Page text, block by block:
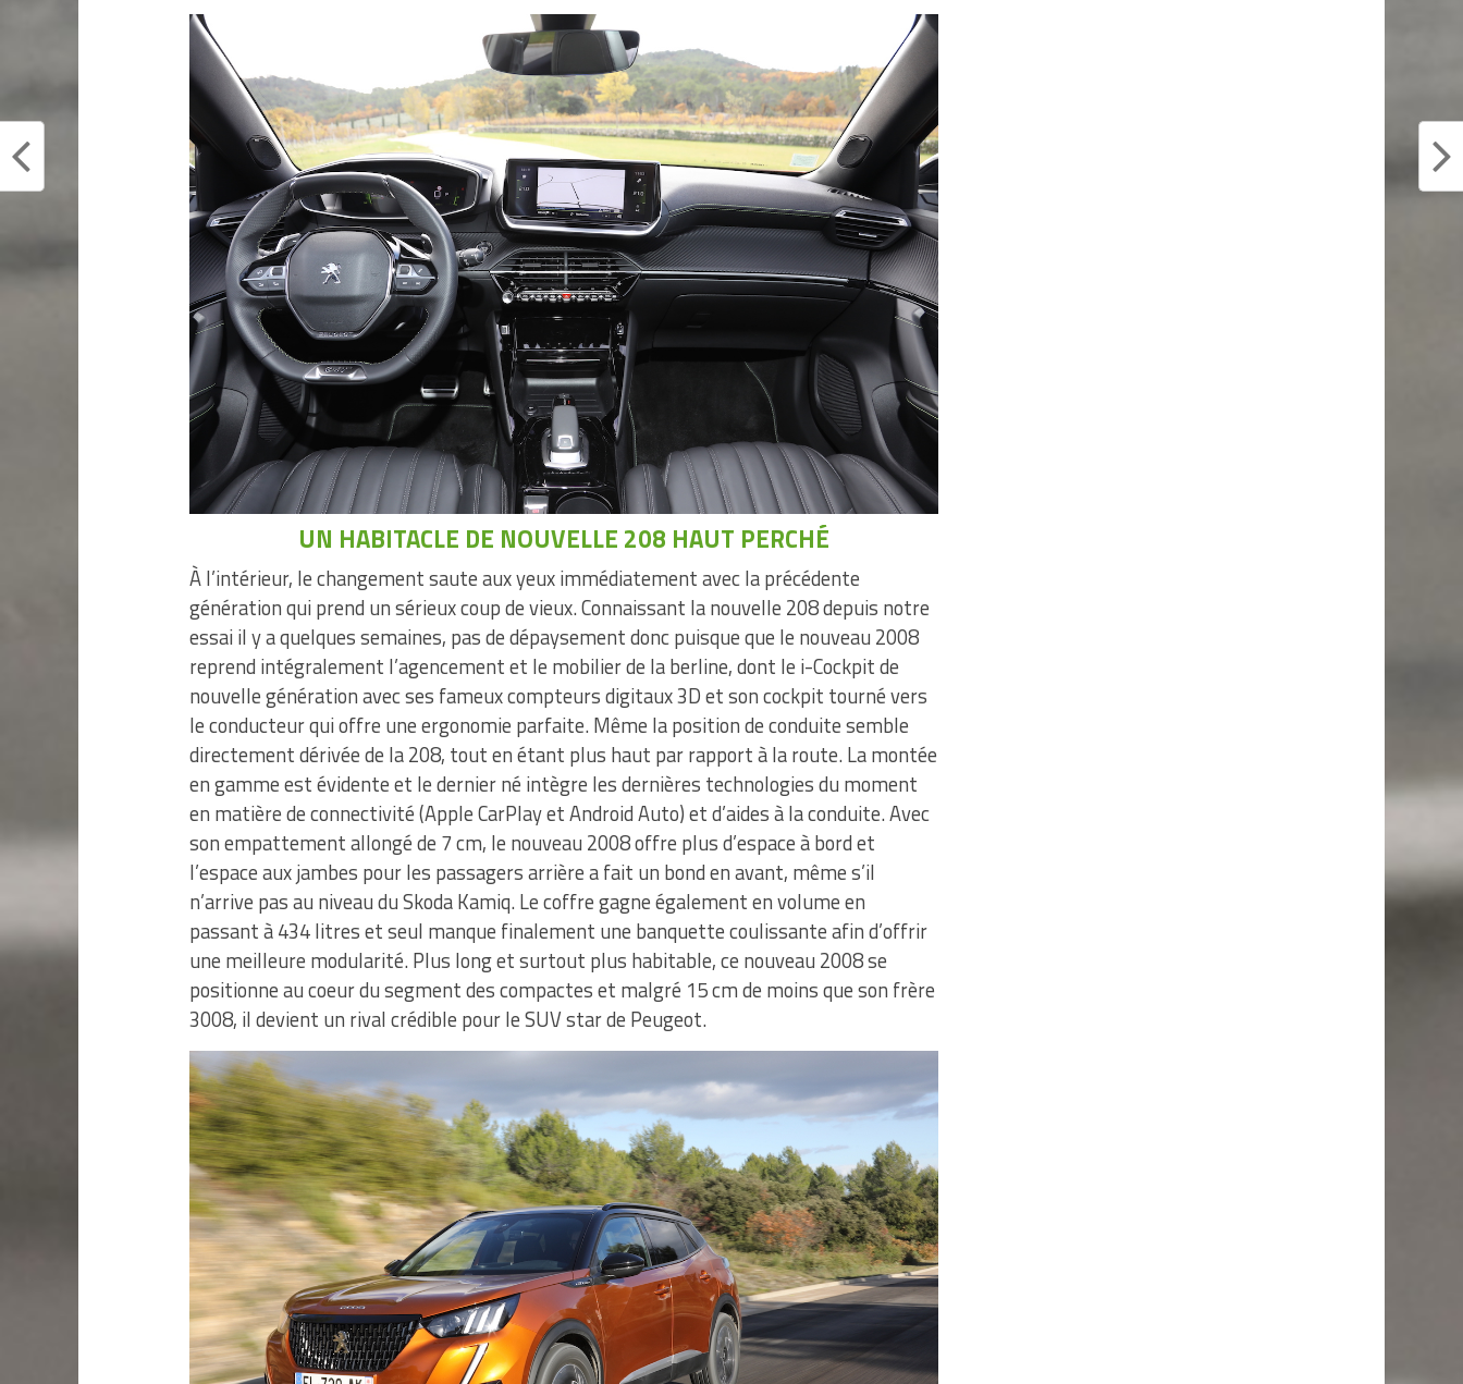
UN HABITACLE DE NOUVELLE 208 HAUT PERCHÉ
À l’intérieur, le changement saute aux yeux immédiatement avec la précédente
génération qui prend un sérieux coup de vieux. Connaissant la nouvelle 208 depuis notre
essai il y a quelques semaines, pas de dépaysement donc puisque que le nouveau 2008
reprend intégralement l’agencement et le mobilier de la berline, dont le i-Cockpit de
nouvelle génération avec ses fameux compteurs digitaux 3D et son cockpit tourné vers
le conducteur qui offre une ergonomie parfaite. Même la position de conduite semble
directement dérivée de la 208, tout en étant plus haut par rapport à la route. La montée
en gamme est évidente et le dernier né intègre les dernières technologies du moment
en matière de connectivité (Apple CarPlay et Android Auto) et d’aides à la conduite. Avec
son empattement allongé de 7 cm, le nouveau 2008 offre plus d’espace à bord et
l’espace aux jambes pour les passagers arrière a fait un bond en avant, même s’il
n’arrive pas au niveau du Skoda Kamiq. Le coffre gagne également en volume en
passant à 434 litres et seul manque finalement une banquette coulissante afin d’offrir
une meilleure modularité. Plus long et surtout plus habitable, ce nouveau 2008 se
positionne au coeur du segment des compactes et malgré 15 cm de moins que son frère
3008, il devient un rival crédible pour le SUV star de Peugeot.